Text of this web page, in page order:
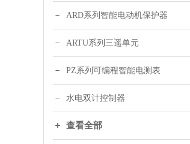
ARD系列智能电动机保护器
ARTU系列三遥单元
PZ系列可编程智能电测表
水电双计控制器
查看全部